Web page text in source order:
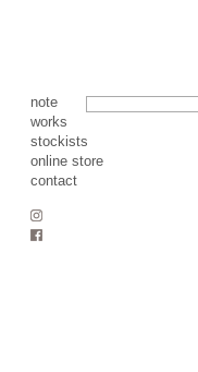
note
works
stockists
online store
contact